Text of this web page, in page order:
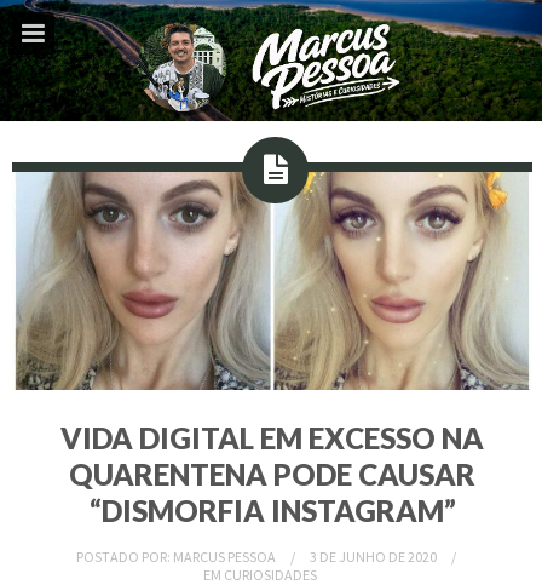
VIDA DIGITAL EM EXCESSO NA
QUARENTENA PODE CAUSAR
“DISMORFIA INSTAGRAM”
POSTADO POR: MARCUS PESSOA
3 DE JUNHO DE 2020
EM CURIOSIDADES